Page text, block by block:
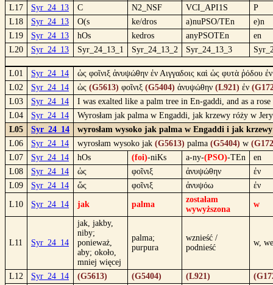
L17
Syr_24_13 C N2_NSF VCI_API1S
P
L18
Syr_24_13 O(s ke/dros a)nuPSO/TEn
e)n
L19
Syr_24_13 hOs kedros anyPSOTEn
en
L20
Syr_24_13 Syr_24_13_1 Syr_24_13_2 Syr_24_13_3
L01 Syr_24_14
ὡς φοῖνιξ ἀνυψώθην ἐν Αιγγαδοις καὶ ὡς φυτὰ ῥόδου
L02
Syr_24_14 ὡς (G5613) φοῖνιξ (G5404) ἀνυψώθην (L921) ἐν
L03
Syr_24_14
I was exalted like a palm tree in En-gaddi, and as a
L04
Syr_24_14
Wyrosłam jak palma w Engaddi, jak krzewy róży w
L05
Syr_24_14
wyrosłam wysoko jak palma w Engaddi i jak
L06
Syr_24_14 wyrosłam wysoko jak (G5613) palma (G5404) w
L07
Syr_24_14 hOs (foi)-niKs a-ny-(PSO)-TEn
en
L08
Syr_24_14 ὡς φοῖνιξ ἀνυψώθην
ἐν
L09
Syr_24_14 ὥς φοῖνιξ ἀνυψόω ἐν
L10 Syr_24_14 jak palma
zostałam
wywyższona
w
L11 Syr_24_14
jak, jakby,
niby;
ponieważ,
aby; około,
mniej więcej
palma;
purpura
wznieść /
podnieść
w,
L12 Syr_24_14 (G5613) (G5404) (L921)